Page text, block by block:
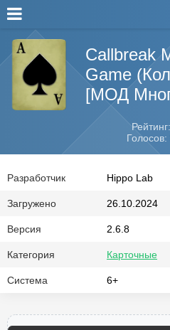
Callbreak
Game
[МОД
Разработчик Hippo Lab
Загружено 26.10.2024
Версия 2.6.8
Категория Карточные
Система 6+